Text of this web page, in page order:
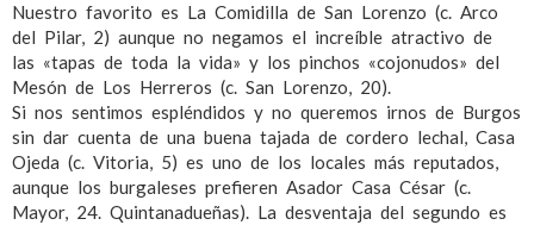
Nuestro favorito es La Comidilla de San Lorenzo (c. Arco
del Pilar, 2) aunque no negamos el increíble atractivo de
las «tapas de toda la vida» y los pinchos «cojonudos» del
Mesón de Los Herreros (c. San Lorenzo, 20).
Si nos sentimos espléndidos y no queremos irnos de Burgos
sin dar cuenta de una buena tajada de cordero lechal, Casa
Ojeda (c. Vitoria, 5) es uno de los locales más reputados,
aunque los burgaleses prefieren Asador Casa César (c.
Mayor, 24. Quintanadueñas). La desventaja del segundo es